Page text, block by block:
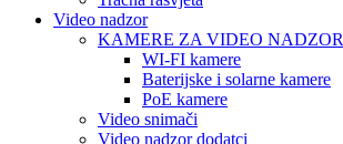
Video nadzor
KAMERE ZA VIDEO NADZOR
WI-FI kamere
Baterijske i solarne kamere
PoE kamere
Video snimači
Video nadzor dodatci